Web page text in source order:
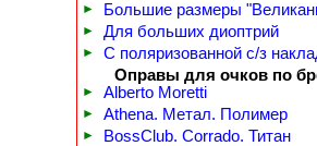
► Большие размеры
► Для больших диоптрий
►
С поляризованной с/з
Оправы для очков по
► Alberto Moretti
► Athena. Метал. Полимер
► BossClub. Corrado. Титан